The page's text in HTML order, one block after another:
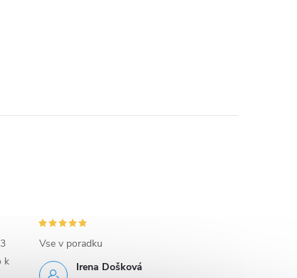
k
Irena Došková
Vse v poradku